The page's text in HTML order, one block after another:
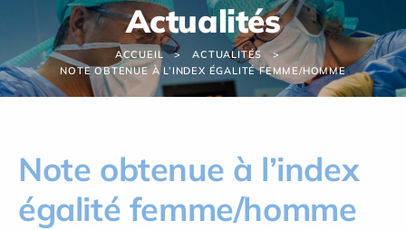
Actualités
ACCUEIL
ACTUALITÉS
NOTE OBTENUE À L’INDEX ÉGALITÉ FEMME/HOMME
Note obtenue à l’index
égalité femme/homme